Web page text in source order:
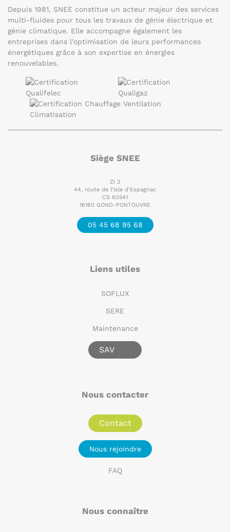
Depuis 1981, SNEE constitue un acteur majeur des services
multi-fluides pour tous les travaux de génie électrique et
génie climatique. Elle accompagne également les
entreprises dans l’optimisation de leurs performances
énergétiques grâce à son expertise en énergies
renouvelables.
Siège SNEE
ZI 3
44, route de l’Isle d’Espagnac
CS 60541
16160 GOND-PONTOUVRE
05 45 68 95 68
Liens utiles
SOFLUX
SERE
Maintenance
SAV
Nous contacter
Contact
Nous rejoindre
FAQ
Nous connaître